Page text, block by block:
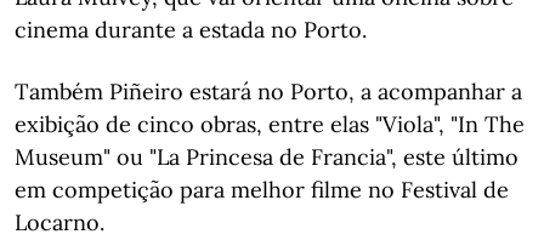
cinema durante a estada no Porto.
Também Piñeiro estará no Porto, a acompanhar a
exibição de cinco obras, entre elas "Viola", "In The
Museum" ou "La Princesa de Francia", este último
em competição para melhor filme no Festival de
Locarno.